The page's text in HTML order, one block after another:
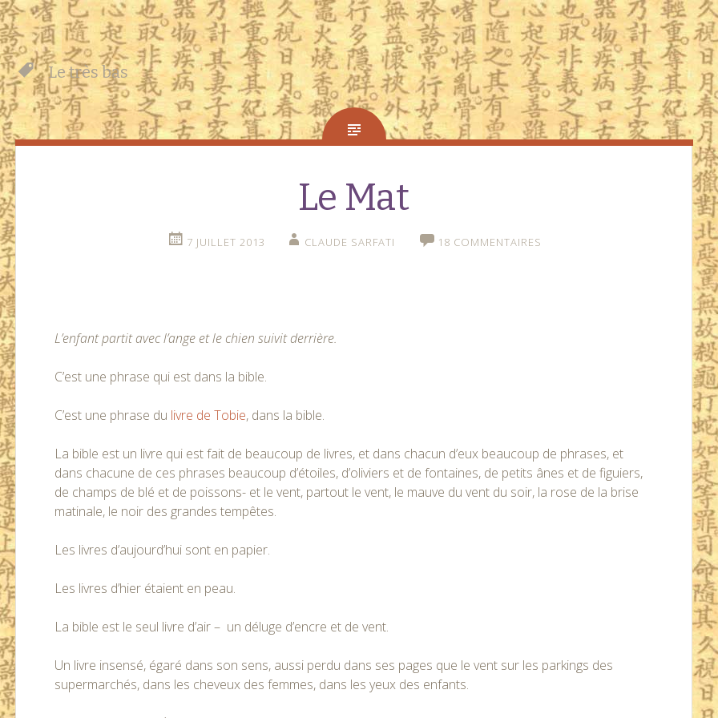
Le très bas
Le Mat
7 JUILLET 2013 CLAUDE SARFATI 18 COMMENTAIRES
L’enfant partit avec l’ange et le chien suivit derrière.
C’est une phrase qui est dans la bible.
C’est une phrase du livre de Tobie, dans la bible.
La bible est un livre qui est fait de beaucoup de livres, et dans chacun d’eux beaucoup de phrases, et
dans chacune de ces phrases beaucoup d’étoiles, d’oliviers et de fontaines, de petits ânes et de figuiers,
de champs de blé et de poissons- et le vent, partout le vent, le mauve du vent du soir, la rose de la brise
matinale, le noir des grandes tempêtes.
Les livres d’aujourd’hui sont en papier.
Les livres d’hier étaient en peau.
La bible est le seul livre d’air – un déluge d’encre et de vent.
Un livre insensé, égaré dans son sens, aussi perdu dans ses pages que le vent sur les parkings des
supermarchés, dans les cheveux des femmes, dans les yeux des enfants.